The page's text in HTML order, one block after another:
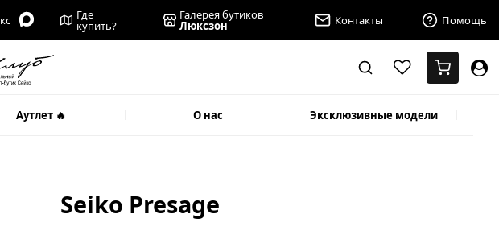
Где
купить?
Галерея бутиков
Люксзон Контакты Помощь
Аутлет 🔥 О нас Эксклюзивные модели
Seiko Presage